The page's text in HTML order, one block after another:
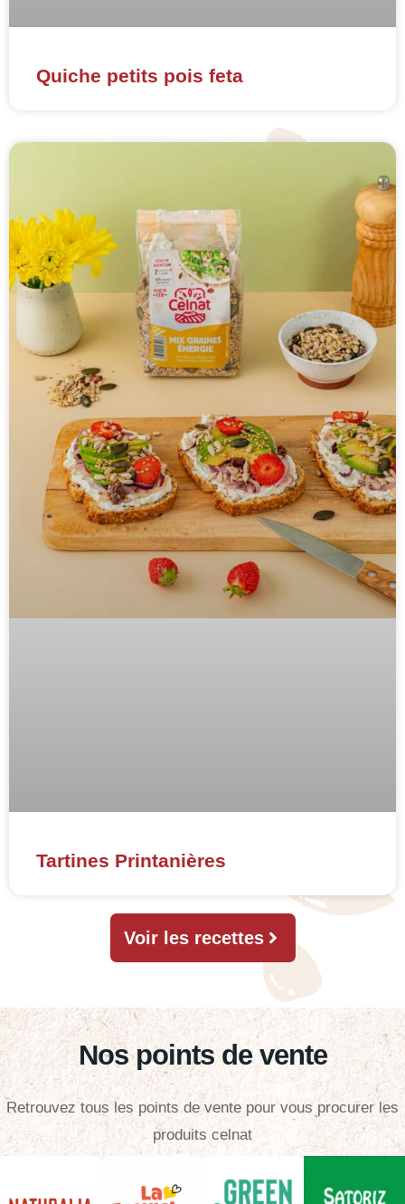
Quiche petits pois feta
Tartines Printanières
Voir les recettes
Nos points de vente
Retrouvez tous les points de vente pour vous procurer les
produits celnat